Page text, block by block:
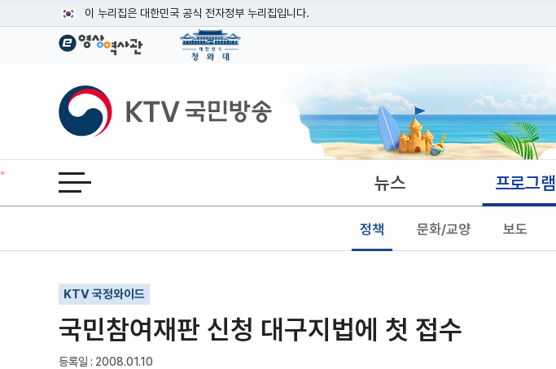
이 누리집은 대한민국 공식 전자정부 누리집입니다.
공식 누리집 주소 확인하기
이밖에 or.kr 또는 .kr등 다른 도메인 주소를 사용하고 있다면 아래 URL에서 도메인 주소를 확인해 보세요
운영중인 공식 누리집보기
KTV국민방송
전체메뉴 열기 뉴스 프로그램
정책 문화/교양 보도
KTV 국정와이드
국민참여재판 신청 대구지법에 첫 접수
등록일 : 2008.01.10
기사인쇄
글자확대
글자축소